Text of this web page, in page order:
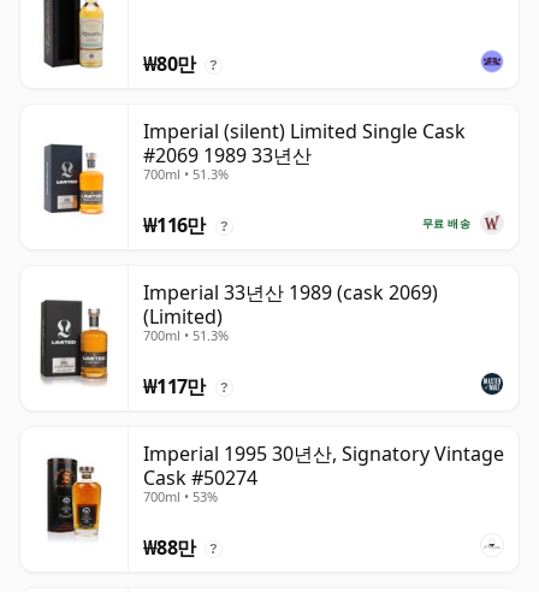
₩80만 ?
Imperial (silent) Limited Single Cask
#2069 1989 33년산
700ml • 51.3%
무료 배송
₩116만 ?
Imperial 33년산 1989 (cask 2069)
(Limited)
700ml • 51.3%
₩117만 ?
Imperial 1995 30년산, Signatory Vintage
Cask #50274
700ml • 53%
₩88만 ?